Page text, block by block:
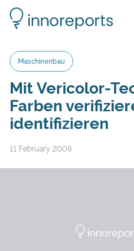
Maschinenbau
Mit Vericolor-
Farben
identifizieren
11 February 2008